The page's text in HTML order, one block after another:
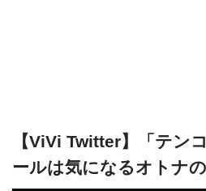
【ViVi Twitter】「テン
ールは気になるオトナ